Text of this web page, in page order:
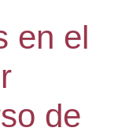
en el
de